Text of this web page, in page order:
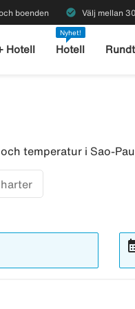
boenden check_circle Välj mellan
Hotell
Nyhet!
Hotell
temperatur i Sao-